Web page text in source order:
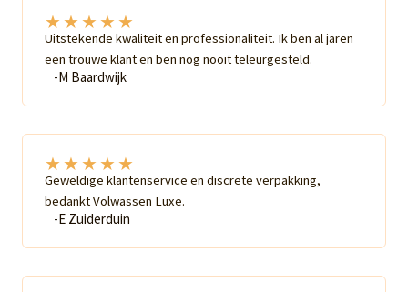
★★★★★
Uitstekende kwaliteit en professionaliteit. Ik ben al jaren
een trouwe klant en ben nog nooit teleurgesteld.
-M Baardwijk
★★★★★
Geweldige klantenservice en discrete verpakking,
bedankt Volwassen Luxe.
-E Zuiderduin